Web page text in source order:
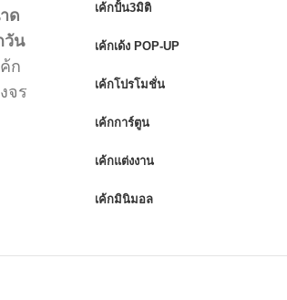
ด
วัน
ก
จร
เค้กปั้น3มิติ
เค้กเด้ง POP-UP
เค้กโปรโมชั่น
เค้กการ์ตูน
เค้กแต่งงาน
เค้กมินิมอล